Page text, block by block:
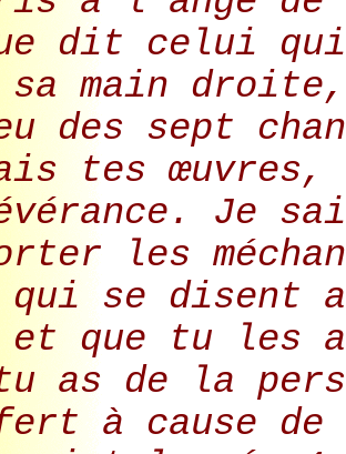
dit celui
sa main
des sept
tes
Je
les
qui se disent
et que tu les
as de la
à cause de